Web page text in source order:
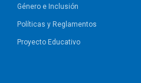
Género e Inclusión
Políticas y Reglamentos​
Proyecto Educativo